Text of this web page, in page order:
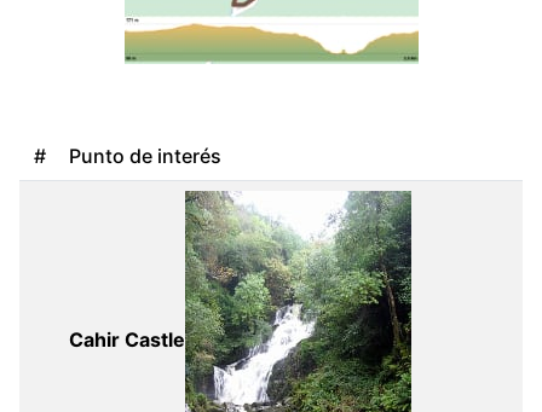
# Punto de interés
Cahir Castle